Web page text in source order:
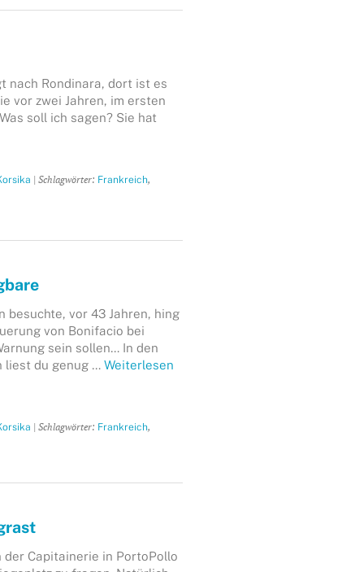
nach Rondinara, dort ist es
vor zwei Jahren, im ersten
soll ich sagen? Sie hat
| Schlagwörter: Frankreich,
besuchte, vor 43 Jahren, hing
von Bonifacio bei
sein sollen… In den
liest du genug … Weiterlesen
| Schlagwörter: Frankreich,
Capitainerie in PortoPollo